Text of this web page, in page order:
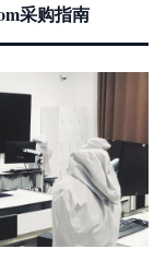
采购指南